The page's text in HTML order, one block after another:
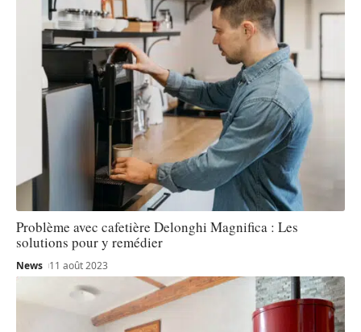
Problème avec cafetière Delonghi Magnifica : Les
solutions pour y remédier
News 11 août 2023